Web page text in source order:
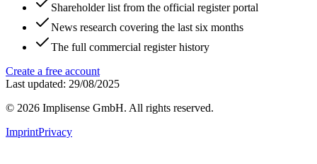
Shareholder list from the official register portal
News research covering the last six months
The full commercial register history
Create a free account
Last updated: 29/08/2025
© 2026 Implisense GmbH. All rights reserved.
ImprintPrivacy